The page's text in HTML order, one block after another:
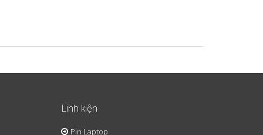
Linh kiện
Pin Laptop